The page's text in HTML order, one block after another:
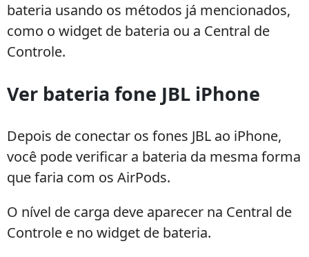
bateria usando os métodos já mencionados,
como o widget de bateria ou a Central de
Controle.
Ver bateria fone JBL iPhone
Depois de conectar os fones JBL ao iPhone,
você pode verificar a bateria da mesma forma
que faria com os AirPods.
O nível de carga deve aparecer na Central de
Controle e no widget de bateria.